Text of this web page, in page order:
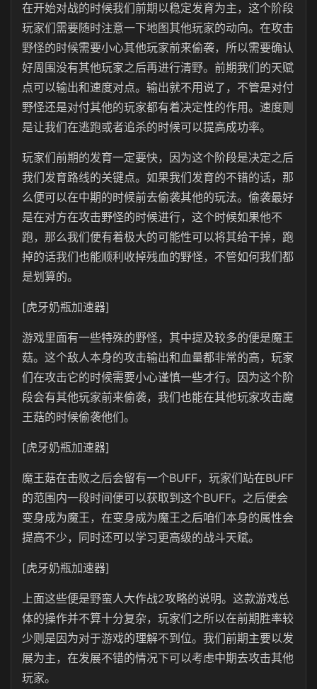
在开始对战的时候我们前期以稳定发育为主，这个阶段
玩家们需要随时注意一下地图其他玩家的动向。在攻击
野怪的时候需要小心其他玩家前来偷袭，所以需要确认
好周围没有其他玩家之后再进行清野。前期我们的天赋
点可以输出和速度对点。输出就不用说了，不管是对付
野怪还是对付其他的玩家都有着决定性的作用。速度则
是让我们在逃跑或者追杀的时候可以提高成功率。
玩家们前期的发育一定要快，因为这个阶段是决定之后
我们发育路线的关键点。如果我们发育的不错的话，那
么便可以在中期的时候前去偷袭其他的玩法。偷袭最好
是在对方在攻击野怪的时候进行，这个时候如果他不
跑，那么我们便有着极大的可能性可以将其给干掉，跑
掉的话我们也能顺利收掉残血的野怪，不管如何我们都
是划算的。
[虎牙奶瓶加速器]
游戏里面有一些特殊的野怪，其中提及较多的便是魔王
菇。这个敌人本身的攻击输出和血量都非常的高，玩家
们在攻击它的时候需要小心谨慎一些才行。因为这个阶
段会有其他玩家前来偷袭，我们也能在其他玩家攻击魔
王菇的时候偷袭他们。
[虎牙奶瓶加速器]
魔王菇在击败之后会留有一个BUFF，玩家们站在BUFF
的范围内一段时间便可以获取到这个BUFF。之后便会
变身成为魔王，在变身成为魔王之后咱们本身的属性会
提高不少，同时还可以学习更高级的战斗天赋。
[虎牙奶瓶加速器]
上面这些便是野蛮人大作战2攻略的说明。这款游戏总
体的操作并不算十分复杂，玩家们之所以在前期胜率较
少则是因为对于游戏的理解不到位。我们前期主要以发
展为主，在发展不错的情况下可以考虑中期去攻击其他
玩家。